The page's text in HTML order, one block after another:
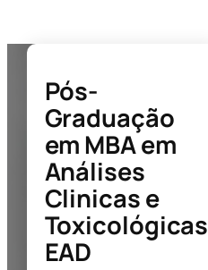
Pós-
Graduação
em MBA em
Análises
Clinicas e
Toxicológicas
EAD